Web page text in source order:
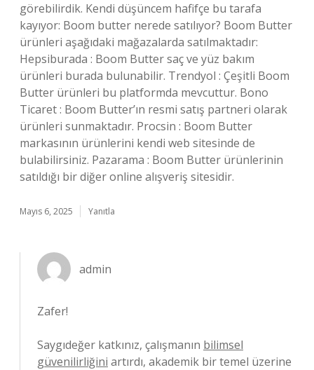
görebilirdik. Kendi düşüncem hafifçe bu tarafa
kayıyor: Boom butter nerede satılıyor? Boom Butter
ürünleri aşağıdaki mağazalarda satılmaktadır:
Hepsiburada : Boom Butter saç ve yüz bakım
ürünleri burada bulunabilir. Trendyol : Çeşitli Boom
Butter ürünleri bu platformda mevcuttur. Bono
Ticaret : Boom Butter’ın resmi satış partneri olarak
ürünleri sunmaktadır. Procsin : Boom Butter
markasının ürünlerini kendi web sitesinde de
bulabilirsiniz. Pazarama : Boom Butter ürünlerinin
satıldığı bir diğer online alışveriş sitesidir.
Mayıs 6, 2025 Yanıtla
admin
Zafer!
Saygıdeğer katkınız, çalışmanın bilimsel
güvenilirliğini artırdı, akademik bir temel üzerine